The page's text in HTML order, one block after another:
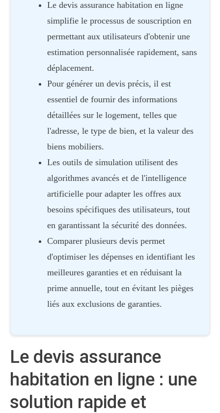
Le devis assurance habitation en ligne
simplifie le processus de souscription en
permettant aux utilisateurs d'obtenir une
estimation personnalisée rapidement, sans
déplacement.
Pour générer un devis précis, il est
essentiel de fournir des informations
détaillées sur le logement, telles que
l'adresse, le type de bien, et la valeur des
biens mobiliers.
Les outils de simulation utilisent des
algorithmes avancés et de l'intelligence
artificielle pour adapter les offres aux
besoins spécifiques des utilisateurs, tout
en garantissant la sécurité des données.
Comparer plusieurs devis permet
d'optimiser les dépenses en identifiant les
meilleures garanties et en réduisant la
prime annuelle, tout en évitant les pièges
liés aux exclusions de garanties.
Le devis assurance
habitation en ligne : une
solution rapide et